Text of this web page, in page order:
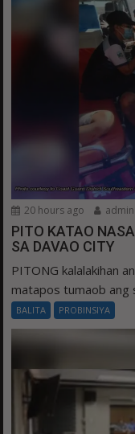
20 hours ago
PITO KATAO
SA DAVAO CITY
PITONG kalalakihan
matapos tumaob ang
BALITA PROBINSIYA